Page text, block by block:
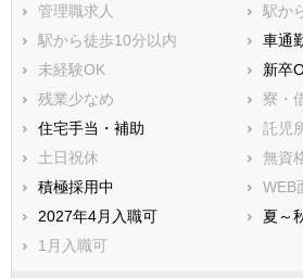
南足柄市
綾瀬市
三浦郡葉山町
高座
中郡大磯町
中郡
足柄上郡中井町
足柄
足柄上郡松田町
足柄
足柄上郡開成町
足柄
足柄下郡真鶴町
足柄
愛甲郡愛川町
愛甲
管理職求人
駅か
駅から徒歩10分以内
車通
未経験OK
新卒
残業少なめ
寮・
住宅手当・補助
託児
土日祝休
無資
積極採用中
WEB
2027年4月入職可
夏～
1月入職可